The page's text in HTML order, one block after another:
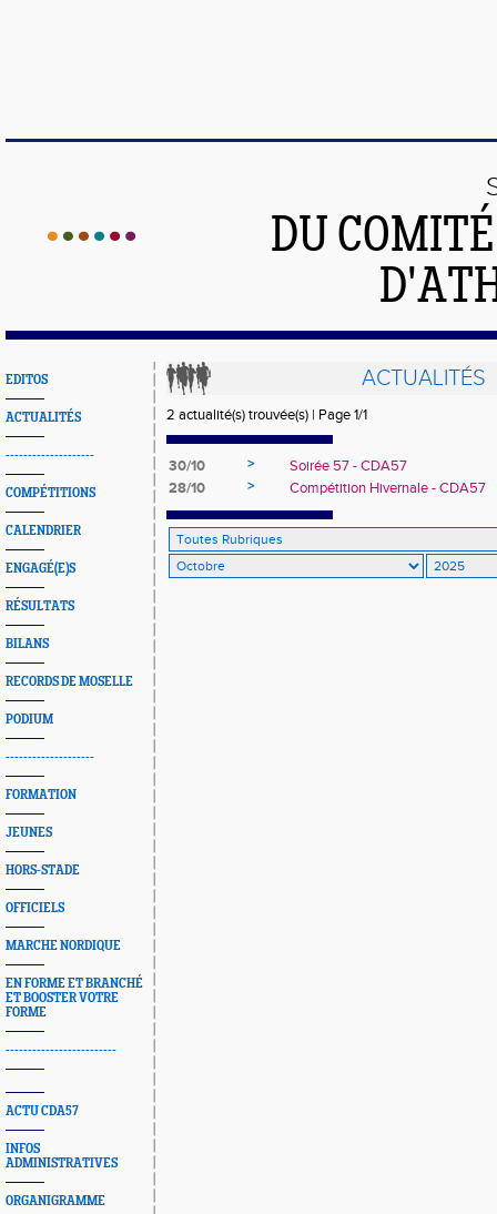
DU
EDITOS
ACTUALITÉS
--------------------
COMPÉTITIONS
CALENDRIER
ENGAGÉ(E)S
RÉSULTATS
BILANS
RECORDS DE MOSELLE
PODIUM
--------------------
FORMATION
JEUNES
HORS-STADE
OFFICIELS
MARCHE NORDIQUE
EN FORME ET BRANCHÉ
ET BOOSTER VOTRE
FORME
-------------------------
ACTU CDA57
INFOS
ADMINISTRATIVES
ORGANIGRAMME
ACTUALITÉS
2 actualité(s) trouvée(s) | Page 1/1
30/10 >
Soirée 57 - CDA57
28/10
> Compétition Hivernale - CDA57